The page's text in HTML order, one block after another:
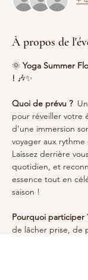
À propos de
🌞 Yoga Summer
! 🎶✨
Quoi de prévu ? Un
pour réveiller votre
d’une immersion
voyager aux rythme
Laissez derrière
quotidien, et
essence tout en
saison !
Pourquoi participer
de lâcher prise, de